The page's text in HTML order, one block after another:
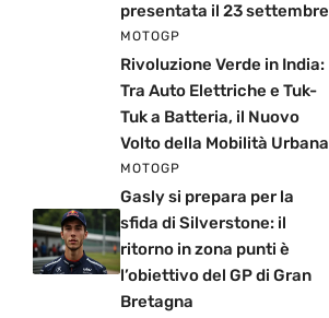
presentata il 23 settembre
MOTOGP
Rivoluzione Verde in India:
Tra Auto Elettriche e Tuk-
Tuk a Batteria, il Nuovo
Volto della Mobilità Urbana
MOTOGP
Gasly si prepara per la
sfida di Silverstone: il
ritorno in zona punti è
l’obiettivo del GP di Gran
Bretagna